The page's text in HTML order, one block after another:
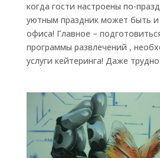
когда гости настроены по-
уютным праздник может быть и
офиса! Главное –
программы развлечений ,
услуги кейтеринга! Даже